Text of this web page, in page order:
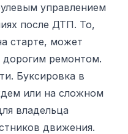
управлением
после ДТП. То,
старте, может
дорогим ремонтом.
Буксировка в
или на сложном
владельца
движения.